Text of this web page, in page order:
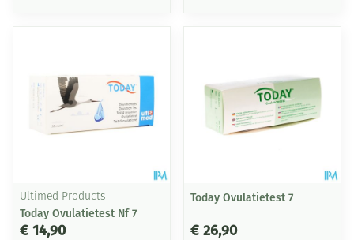
Ultimed Products
Today Ovulatietest Nf 7
€ 14,90
Today Ovulatietest 7
€ 26,90